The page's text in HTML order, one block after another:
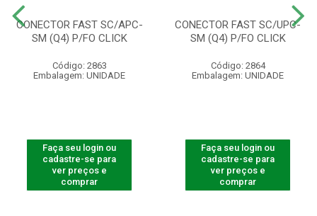
CONECTOR FAST SC/APC-
SM (Q4) P/FO CLICK
Código: 2863
Embalagem: UNIDADE
Faça seu login ou
cadastre-se para
ver preços e
comprar
CONECTOR FAST SC/UPC-
SM (Q4) P/FO CLICK
Código: 2864
Embalagem: UNIDADE
Faça seu login ou
cadastre-se para
ver preços e
comprar